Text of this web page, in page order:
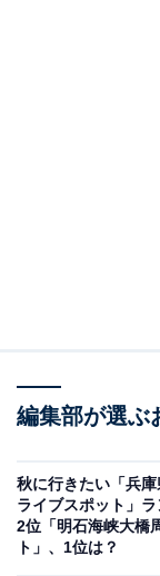
編集部が選ぶ
秋に行きたい「兵
ライブスポット」ラ
2位「明石海峡大橋
ト」、1位は？